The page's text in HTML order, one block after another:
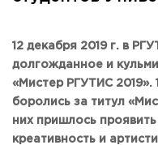
Общежитие / Кампус
Контакты
Научная деятельность
Дополнительное
ЗАКАЗАТЬ ОБРАТНЫЙ
АДРЕС
141221, Московская обл.,
пгт. Черкизово,
ул.
12 декабря 2019 г. в
долгожданное и
«Мистер РГУТИС 2019».
боролись за титул
них пришлось
креативность и